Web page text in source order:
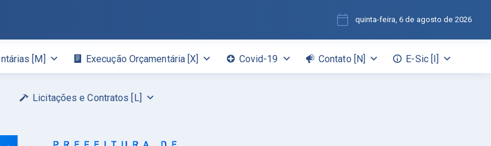
[M] Execução Orçamentária [X] Covid-19 Contato [N] E-Sic [I]
Licitações e Contratos [L]
quinta-feira, 6 de agosto de 2026